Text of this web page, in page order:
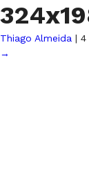
Thiago Almeida | 4
→